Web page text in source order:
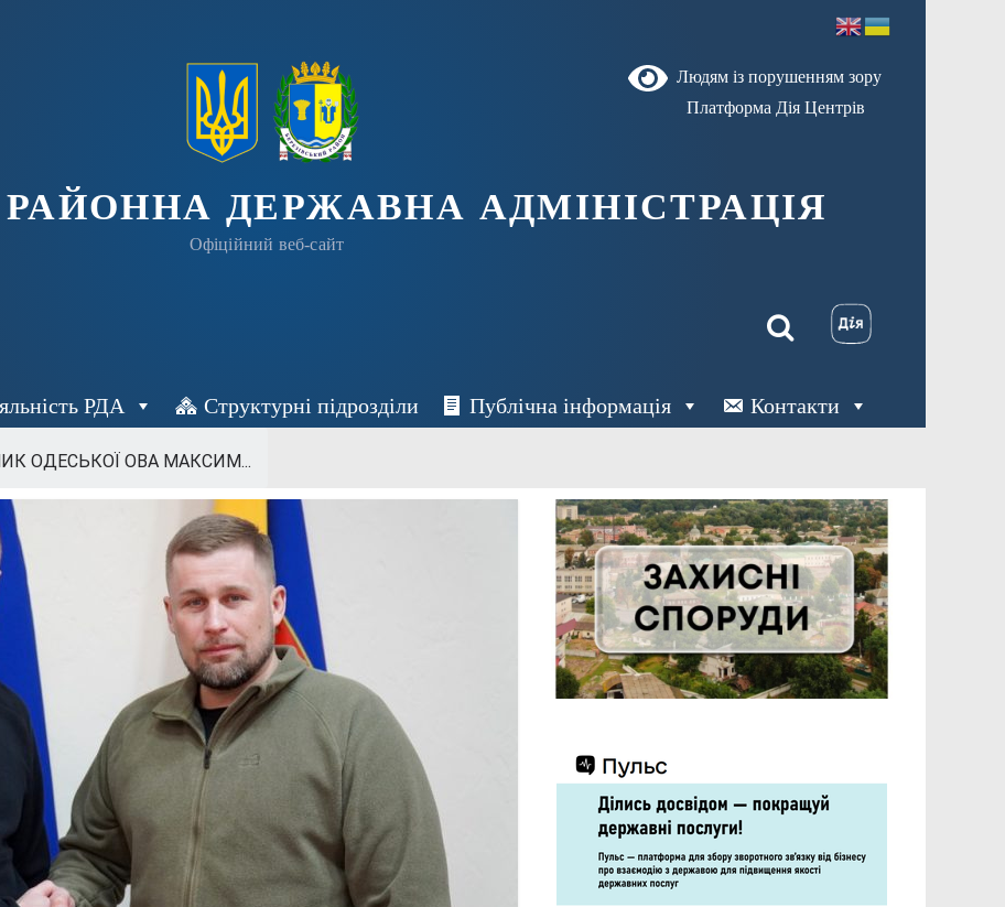
Людям із порушенням зору
Платформа Дія Центрів
РАЙОННА ДЕРЖАВНА АДМІНІСТРАЦІЯ
Офіційний веб-сайт
РДА Структурні підрозділи Публічна інформація Контакти
ОДЕСЬКОЇ ОВА МАКСИМ...